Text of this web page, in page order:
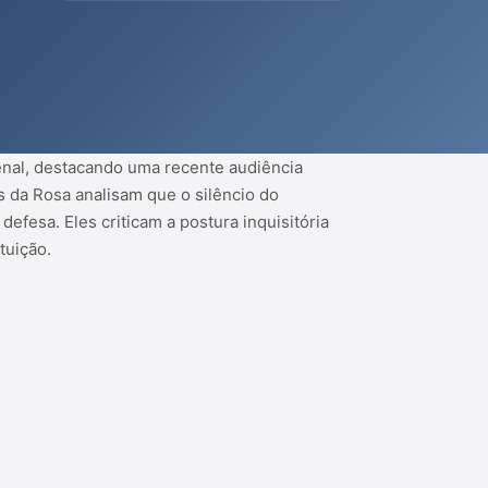
destacando uma recente audiência
Rosa analisam que o silêncio do
Eles criticam a postura inquisitória